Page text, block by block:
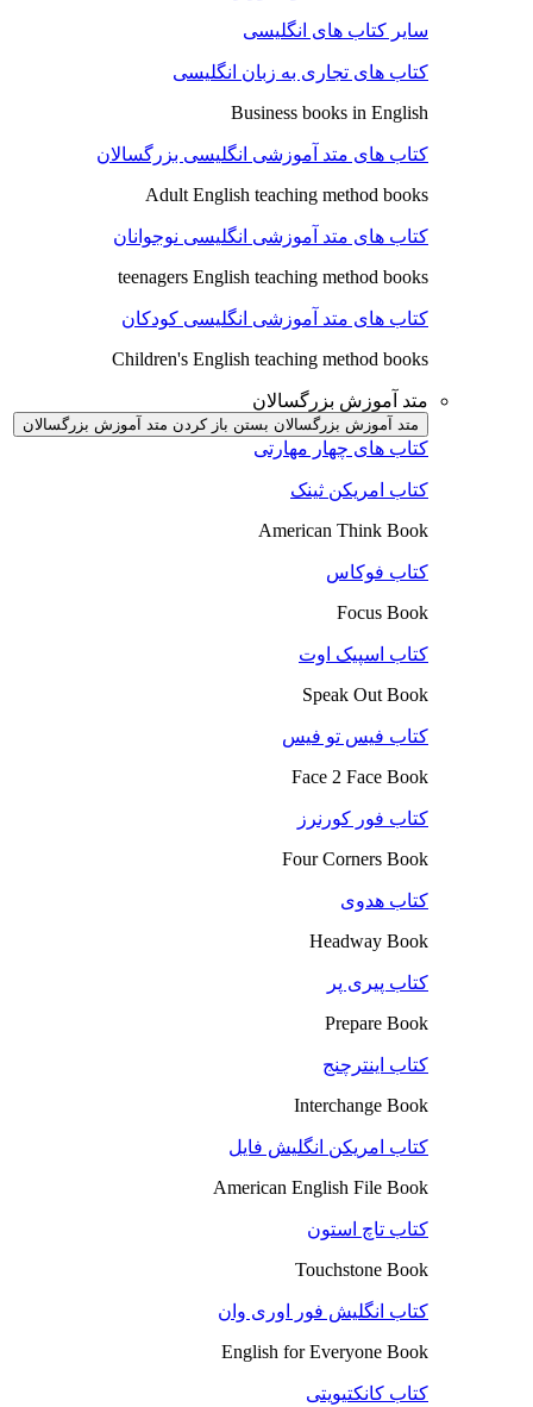
سایر کتاب های انگلیسی
کتاب های تجاری به زبان انگلیسی
Business books in English
کتاب های متد آموزشی انگلیسی بزرگسالان
Adult English teaching method books
کتاب های متد آموزشی انگلیسی نوجوانان
teenagers English teaching method books
کتاب های متد آموزشی انگلیسی کودکان
Children's English teaching method books
متد آموزش بزرگسالان
متد آموزش بزرگسالان بستن باز کردن متد آموزش بزرگسالان
کتاب های چهار مهارتی
کتاب امریکن ثینک
American Think Book
کتاب فوکاس
Focus Book
کتاب اسپیک اوت
Speak Out Book
کتاب فیس تو فیس
Face 2 Face Book
کتاب فور کورنرز
Four Corners Book
کتاب هدوی
Headway Book
کتاب پیری پر
Prepare Book
کتاب اینترچنج
Interchange Book
کتاب امریکن انگلیش فایل
American English File Book
کتاب تاچ استون
Touchstone Book
کتاب انگلیش فور اوری وان
English for Everyone Book
کتاب کانکتیویتی